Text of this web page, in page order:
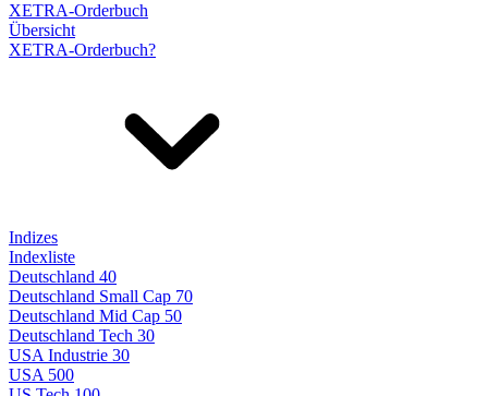
XETRA-Orderbuch
Übersicht
XETRA-Orderbuch?
Indizes
Indexliste
Deutschland 40
Deutschland Small Cap 70
Deutschland Mid Cap 50
Deutschland Tech 30
USA Industrie 30
USA 500